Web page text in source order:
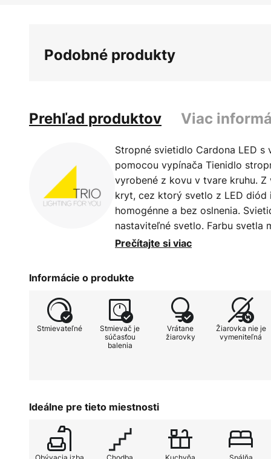
Podobné produkty
Prehľad produktov Viac
Stropné svietidlo Cardona LED s
pomocou vypínača Tienidlo
vyrobené z kovu v tvare kruhu.
kryt, cez ktorý svetlo z LED diód
homogénne a bez oslnenia.
nastaviteľné svetlo. Farbu svetla
prepínača na svietidle, pričom na
tiež stmievať v niekoľkých
pomocou existujúceho vypínača
stmievač.
Prečítajte si viac
Informácie o produkte
Stmievateľné
Stmievač je
súčasťou
balenia
Vrátane
žiarovky
Žiarovka nie je
vymeniteľná
Ideálne pre tieto miestnosti